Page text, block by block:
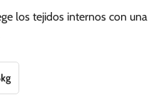
los tejidos internos con una